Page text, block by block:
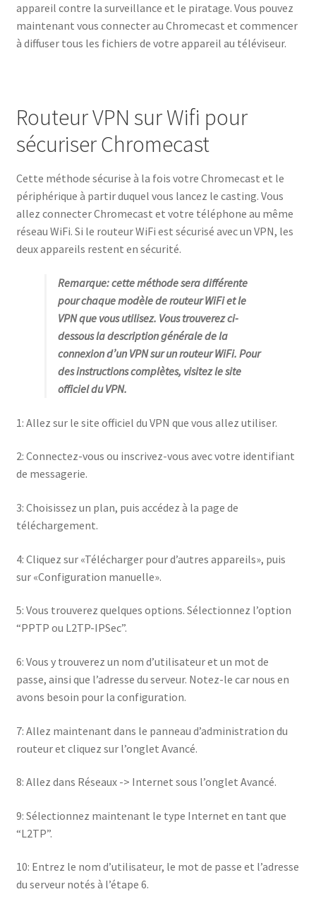
appareil contre la surveillance et le piratage. Vous pouvez
maintenant vous connecter au Chromecast et commencer
à diffuser tous les fichiers de votre appareil au téléviseur.
Routeur VPN sur Wifi pour
sécuriser Chromecast
Cette méthode sécurise à la fois votre Chromecast et le
périphérique à partir duquel vous lancez le casting. Vous
allez connecter Chromecast et votre téléphone au même
réseau WiFi. Si le routeur WiFi est sécurisé avec un VPN, les
deux appareils restent en sécurité.
Remarque: cette méthode sera différente
pour chaque modèle de routeur WiFi et le
VPN que vous utilisez. Vous trouverez ci-
dessous la description générale de la
connexion d’un VPN sur un routeur WiFi. Pour
des instructions complètes, visitez le site
officiel du VPN.
1: Allez sur le site officiel du VPN que vous allez utiliser.
2: Connectez-vous ou inscrivez-vous avec votre identifiant
de messagerie.
3: Choisissez un plan, puis accédez à la page de
téléchargement.
4: Cliquez sur «Télécharger pour d’autres appareils», puis
sur «Configuration manuelle».
5: Vous trouverez quelques options. Sélectionnez l’option
“PPTP ou L2TP-IPSec”.
6: Vous y trouverez un nom d’utilisateur et un mot de
passe, ainsi que l’adresse du serveur. Notez-le car nous en
avons besoin pour la configuration.
7: Allez maintenant dans le panneau d’administration du
routeur et cliquez sur l’onglet Avancé.
8: Allez dans Réseaux -> Internet sous l’onglet Avancé.
9: Sélectionnez maintenant le type Internet en tant que
“L2TP”.
10: Entrez le nom d’utilisateur, le mot de passe et l’adresse
du serveur notés à l’étape 6.